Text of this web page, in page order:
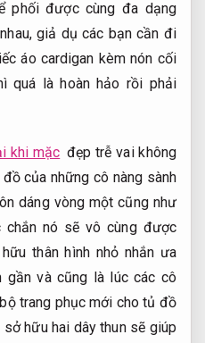
phối được cùng đa dạng
giả dụ các bạn cần đi
áo cardigan kèm nón cối
quá là hoàn hảo rồi phải
khi mặc đẹp trễ vai không
của những cô nàng sành
dáng vòng một cũng như
chắn nó sẽ vô cùng được
thân hình nhỏ nhắn ưa
gần và cũng là lúc các cô
trang phục mới cho tủ đồ
hữu hai dây thun sẽ giúp